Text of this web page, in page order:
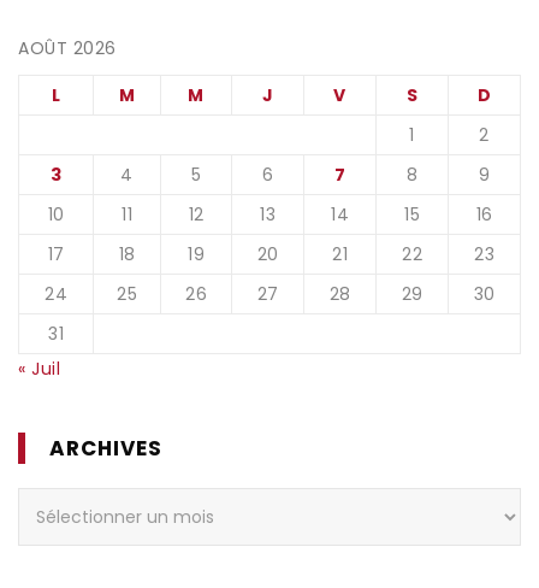
AOÛT 2026
L
M M J V S
D
1
2
3
4 5 6 7 8
9
10
11 12 13 14 15
16
17
18 19 20 21 22
23
24
25 26 27 28 29
30
31
« Juil
ARCHIVES